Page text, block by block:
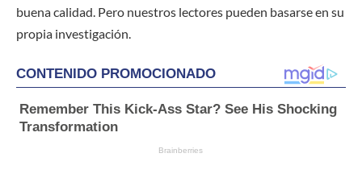
buena calidad. Pero nuestros lectores pueden basarse en su
propia investigación.